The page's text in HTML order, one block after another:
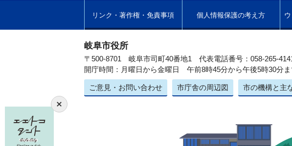
リンク・著作権・免責事項 個人情報保護の考え方
岐阜市役所
〒500-8701 岐阜市司町40番地1 代表電話番号：058-265-
開庁時間：月曜日から金曜日 午前8時45分から午後5時30分ま
ご意見・お問い合わせ 市庁舎の周辺図 市の機構と主